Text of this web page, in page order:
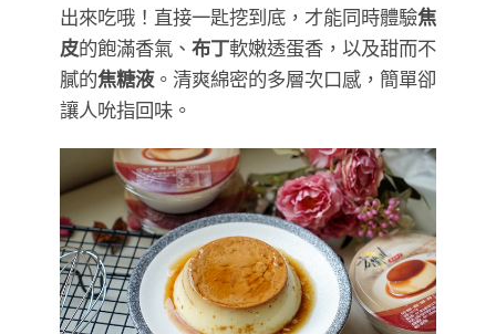
出來吃哦！直接一匙挖到底，才能同時體驗焦
皮的飽滿香氣、 布丁軟嫩透蛋香，以及甜而不
膩的焦糖液。清爽綿密的多層次口感，簡單卻
讓人吮指回味。